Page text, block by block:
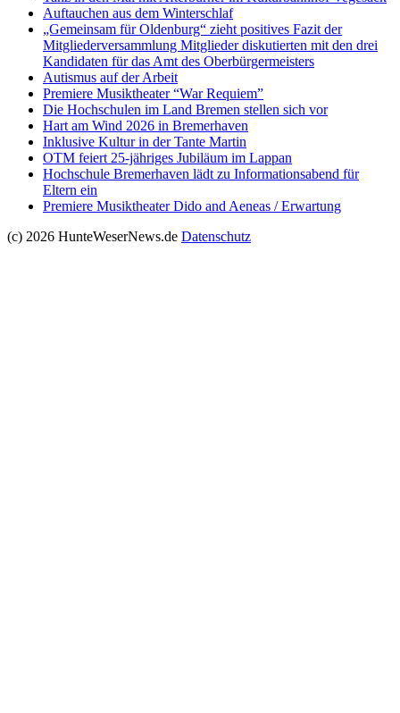
Auftauchen aus dem Winterschlaf
„Gemeinsam für Oldenburg“ zieht positives Fazit der
Mitgliederversammlung Mitglieder diskutierten mit den drei
Kandidaten für das Amt des Oberbürgermeisters
Autismus auf der Arbeit
Premiere Musiktheater “War Requiem”
Die Hochschulen im Land Bremen stellen sich vor
Hart am Wind 2026 in Bremerhaven
Inklusive Kultur in der Tante Martin
OTM feiert 25-jähriges Jubiläum im Lappan
Hochschule Bremerhaven lädt zu Informationsabend für
Eltern ein
Premiere Musiktheater Dido and Aeneas / Erwartung
(c) 2026 HunteWeserNews.de Datenschutz